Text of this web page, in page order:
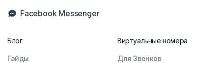
Facebook Messenger
Блог
Гайды
Виртуальные номера
Для Звонков